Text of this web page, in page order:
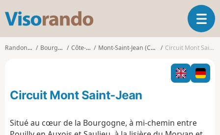
s
o
o
O
u
v
i
r
l
Randonnées Bourgogne Côte-d'Or Mont-Saint-Jean (Côte-d'Or) Circuit Mont Saint-Jean
Circuit Mont Saint-Jean
Situé au cœur de la Bourgogne, à mi-chemin entre